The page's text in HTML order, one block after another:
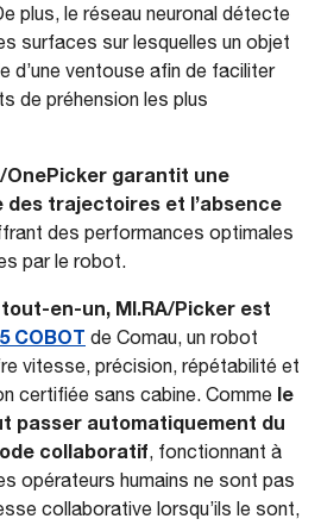
plus, le réseau neuronal détecte
surfaces sur lesquelles un objet
d’une ventouse afin de faciliter
de préhension les plus
OnePicker garantit une
trajectoires et l’absence
des performances optimales
par le robot.
en-un, MI.RA/Picker est
COBOT de Comau, un robot
vitesse, précision, répétabilité et
certifiée sans cabine. Comme le
passer automatiquement du
collaboratif, fonctionnant à
opérateurs humains ne sont pas
collaborative lorsqu’ils le sont,